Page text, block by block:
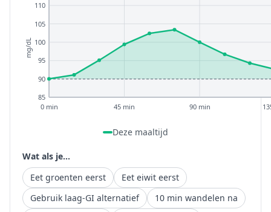
85
90
95
100
105
110
0 min 45 min 90 min
mg/dL
Deze maaltijd
Wat als je...
Eet groenten eerst
Eet eiwit eerst
Gebruik laag-GI alternatief
10 min wandelen na